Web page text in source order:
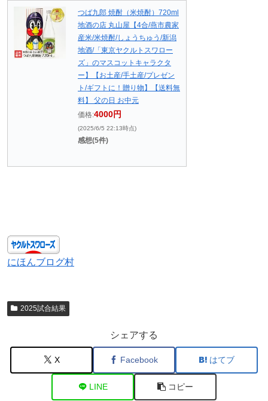
つば九郎 焼酎（米焼酎）720ml
地酒の店 丸山屋【4合/燕市農家
産米/米焼酎/しょうちゅう/新潟
地酒/「東京ヤクルトスワロー
ズ」のマスコットキャラクタ
ー】【お土産/手土産/プレゼン
ト/ギフトに！贈り物】【送料無
料】 父の日 お中元
価格:4000円
(2025/6/5 22:13時点)
感想(5件)
にほんブログ村
2025試合結果
シェアする
X Facebook はてブ
LINE コピー